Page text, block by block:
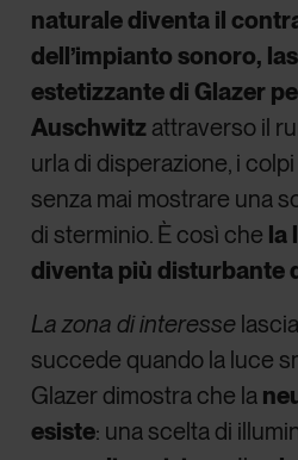
naturale diventa il
dell’impianto sonoro, la
estetizzante di Glazer
Auschwitz attraverso il
urla di disperazione, i
senza mai mostrare una
di sterminio. È così che la
diventa più disturbante
La zona di interesse
succede quando la luce
Glazer dimostra che la
esiste: una scelta di